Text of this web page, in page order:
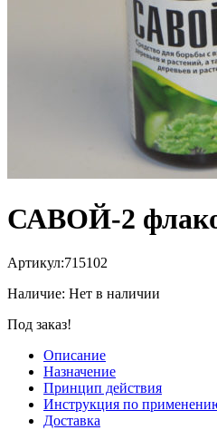
САВОЙ-2
Артикул:715102
Наличие: Нет в наличии
Под заказ!
Описание
Назначение
Принцип действия
Инструкция по
Доставка